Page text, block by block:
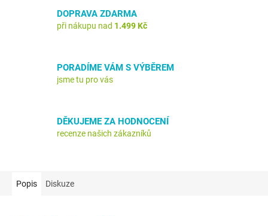
DOPRAVA ZDARMA
při nákupu nad 1.499 Kč
PORADÍME VÁM S VÝBĚREM
jsme tu pro vás
DĚKUJEME ZA HODNOCENÍ
recenze našich zákazníků
Popis Diskuze